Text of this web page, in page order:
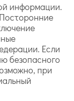
информации.
Если
безопасного
при